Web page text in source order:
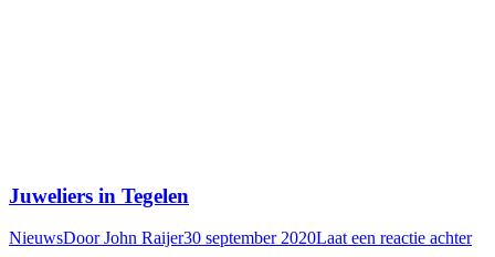
Juweliers in Tegelen
NieuwsDoorJohn Raijer30 september 2020Laat een reactie achter